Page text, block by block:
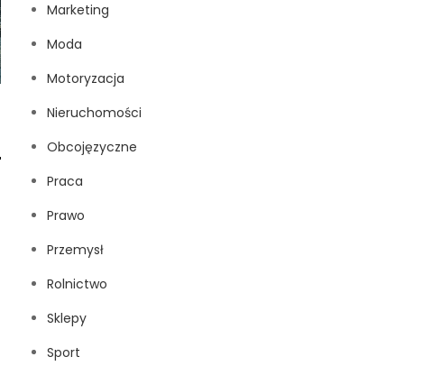
Marketing
Moda
Motoryzacja
Nieruchomości
Obcojęzyczne
Praca
Prawo
Przemysł
Rolnictwo
Sklepy
Sport